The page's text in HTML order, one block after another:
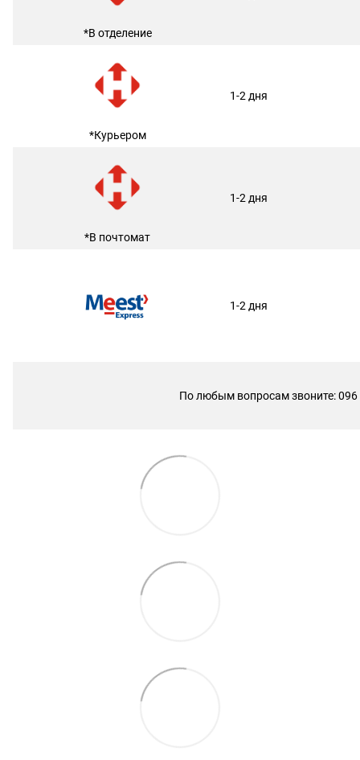
*В отделение
*Курьером
1-2 дня
*В почтомат
1-2 дня
1-2 дня
По любым вопросам звоните: 096